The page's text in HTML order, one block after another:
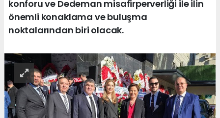
konforu ve Dedeman misafirperverliği ile ilin
önemli konaklama ve buluşma
noktalarından biri olacak.